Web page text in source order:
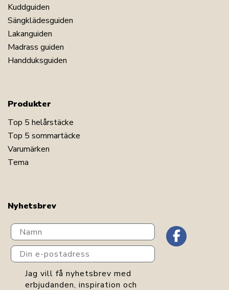
Kuddguiden
Sängklädesguiden
Lakanguiden
Madrass guiden
Handduksguiden
Produkter
Top 5 helårstäcke
Top 5 sommartäcke
Varumärken
Tema
Nyhetsbrev
Navn
Din e-postadress
GDPR consent
Jag vill få nyhetsbrev med
erbjudanden, inspiration och